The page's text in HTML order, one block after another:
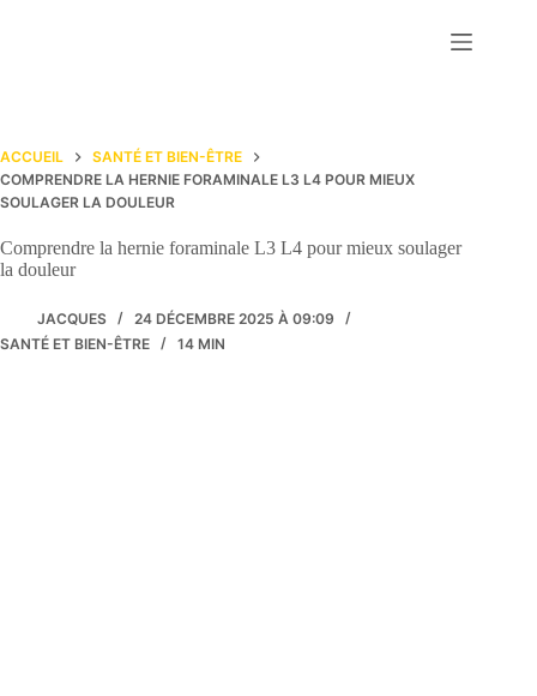
ACCUEIL
SANTÉ ET BIEN-ÊTRE
COMPRENDRE LA HERNIE FORAMINALE L3 L4 POUR MIEUX
SOULAGER LA DOULEUR
Comprendre la hernie foraminale L3 L4 pour mieux soulager
la douleur
JACQUES
24 DÉCEMBRE 2025 À 09:09
SANTÉ ET BIEN-ÊTRE
14 MIN